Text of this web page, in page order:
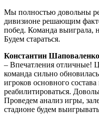
Мы полностью довольны
дивизионе решающим
побед. Команда выиграла,
Будем стараться.
Константин
– Впечатления отличные!
команда сильно
игроков основного
реабилитироваться.
Проведем анализ игры,
стадионе будем